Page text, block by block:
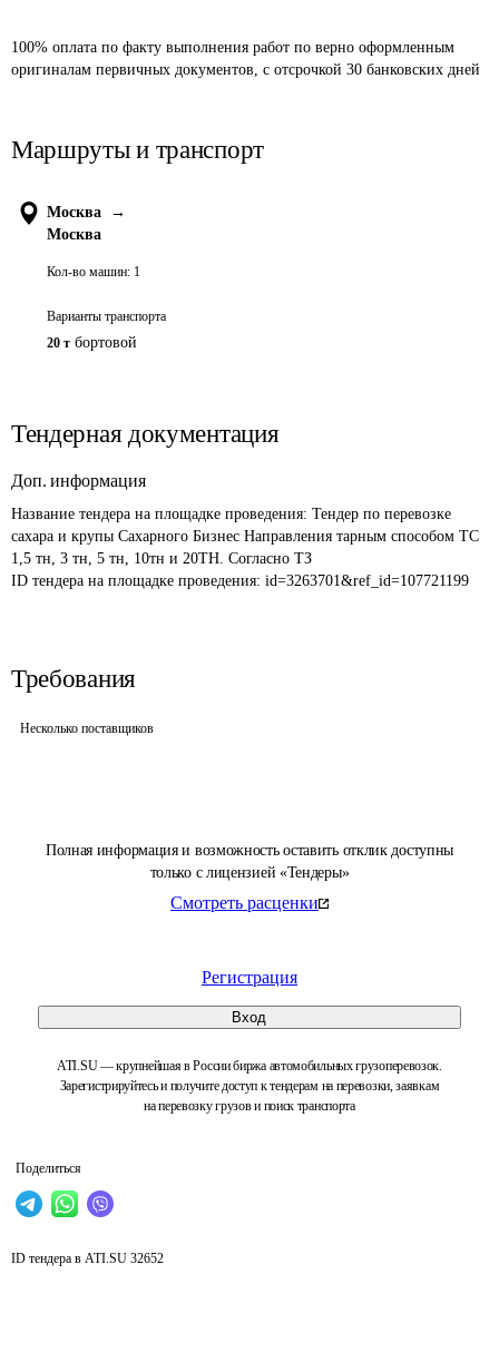
Полная информация и возможность оставить отклик доступны
только с лицензией «Тендеры»
Смотреть расценки
Регистрация
Вход
ATI.SU — крупнейшая в России биржа автомобильных грузоперевозок.
Зарегистрируйтесь и получите доступ к тендерам на перевозки, заявкам
на перевозку грузов и поиск транспорта
Поделиться
100% оплата по факту выполнения работ по верно оформленным
оригиналам первичных документов, с отсрочкой 30 банковских дней
Маршруты и транспорт
Москва
→
Москва
Кол-во машин: 1
Варианты транспорта
20 т бортовой
Тендерная документация
Доп. информация
Название тендера на площадке проведения: Тендер по перевозке
сахара и крупы Сахарного Бизнес Направления тарным способом ТС
1,5 тн, 3 тн, 5 тн, 10тн и 20ТН. Согласно ТЗ
ID тендера на площадке проведения: id=3263701&ref_id=107721199
Требования
Несколько поставщиков
ID тендера в ATI.SU 32652